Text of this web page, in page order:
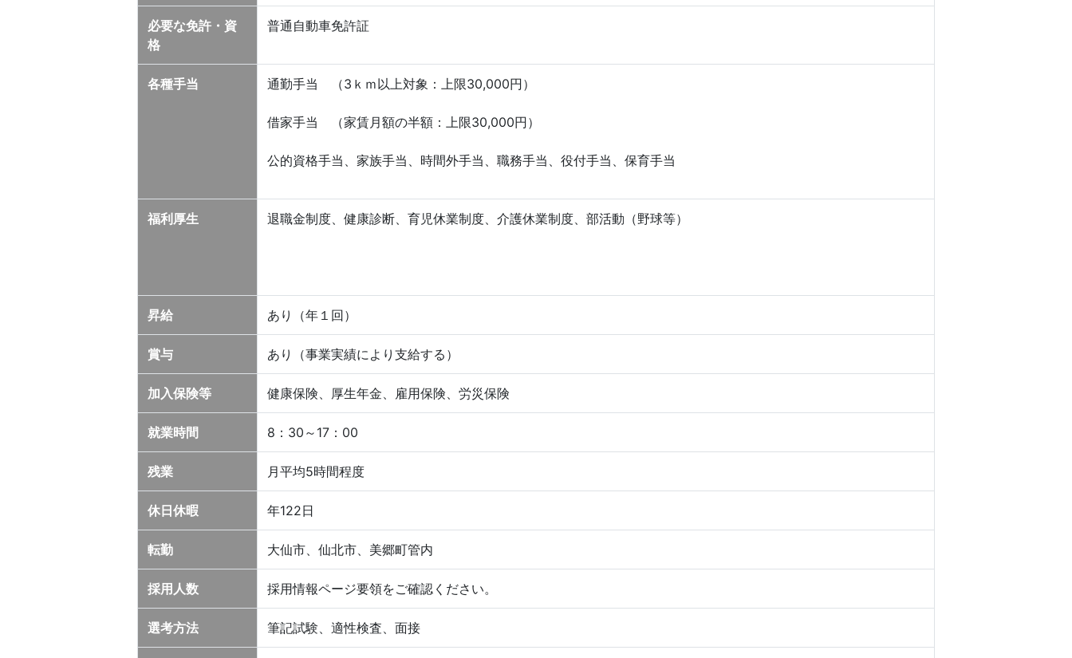
必要な免許・資
格
普通自動車免許証
各種手当 通勤手当 （3ｋｍ以上対象：上限30,000円）
借家手当 （家賃月額の半額：上限30,000円）
公的資格手当、家族手当、時間外手当、職務手当、役付手当、保育手当
福利厚生 退職金制度、健康診断、育児休業制度、介護休業制度、部活動（野球等）
昇給 あり（年１回）
賞与 あり（事業実績により支給する）
加入保険等 健康保険、厚生年金、雇用保険、労災保険
就業時間 8：30～17：00
残業 月平均5時間程度
休日休暇 年122日
転勤 大仙市、仙北市、美郷町管内
採用人数 採用情報ページ要領をご確認ください。
選考方法 筆記試験、適性検査、面接